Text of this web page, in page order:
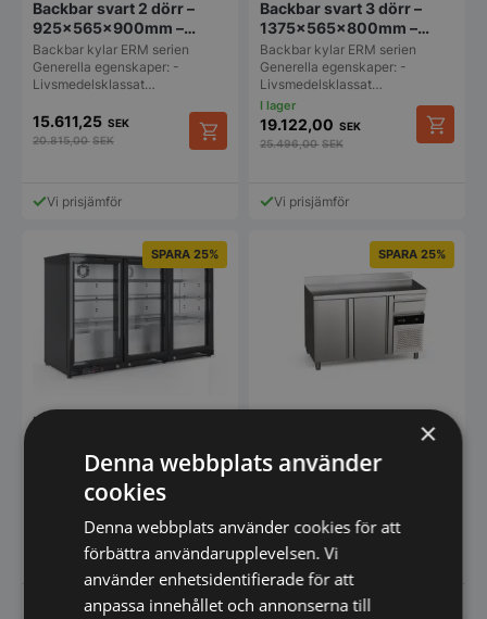
Backbar svart 2 dörr –
925x565x900mm –
Fagor
Backbar kylar ERM serien
Generella egenskaper: -
Livsmedelsklassat…
15.611,25 SEK
20.815,00SEK
Vi prisjämför
Backbar svart 3 dörr –
1375x565x800mm –
Fagor
Backbar kylar ERM serien
Generella egenskaper: -
Livsmedelsklassat…
19.122,00 SEK
25.496,00SEK
Vi prisjämför
SPARA 25%
Backbar svart 3 dörr –
Backbar kylar ERM serien
Generella egenskaper: -
Livsmedelsklassat…
19.587,75SEK
Vi prisjämför
SPARA 25%
1492x600x1045mm –
Fagor
Backbar bänkar Med alla
23.814,00SEK
Vi prisjämför
×
Denna webbplats använder
cookies
Denna webbplats använder cookies för att
förbättra användarupplevelsen. Vi
använder enhetsidentifierade för att
anpassa innehållet och annonserna till